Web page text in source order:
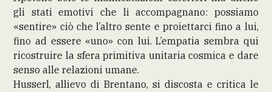
gli stati emotivi che li accompagnano: possiamo
«sentire» ciò che l’altro sente e proiettarci fino a lui,
fino ad essere «uno» con lui. L’empatia sembra qui
ricostruire la sfera primitiva unitaria cosmica e dare
senso alle relazioni umane.
Husserl, allievo di Brentano, si discosta e critica le